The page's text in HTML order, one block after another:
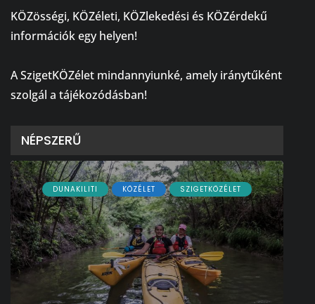
KÖZösségi, KÖZéleti, KÖZlekedési és KÖZérdekű
információk egy helyen!
A SzigetKÖZélet mindannyiunké, amely iránytűként
szolgál a tájékozódásban!
NÉPSZERŰ
DUNAKILITI KÖZÉLET SZIGETKÖZÉLET